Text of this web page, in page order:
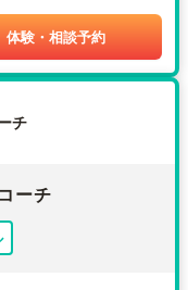
体験・相談予約
チ
ーチ